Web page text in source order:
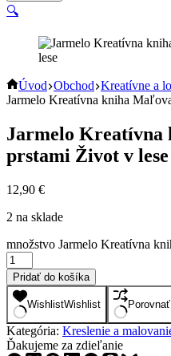
🔍
Úvod Obchod Kreatívne a
Jarmelo Kreatívna kniha
Jarmelo Kreatívna
prstami Život v lese
12,90 €
2 na sklade
množstvo Jarmelo Kreatívna
Pridať do košíka
WishlistWishlist Porovnať
Kategória: Kreslenie a
Ďakujeme za zdieľanie